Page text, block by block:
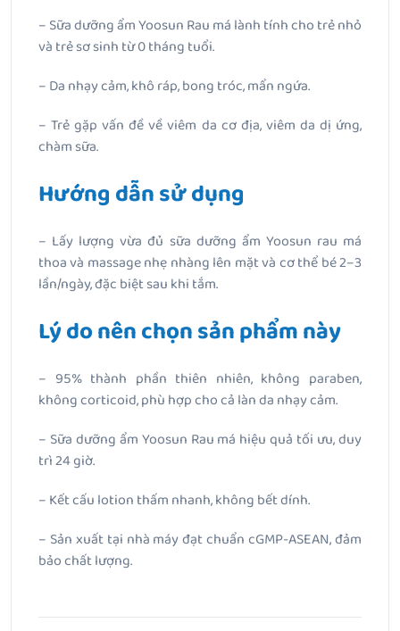
– Sữa dưỡng ẩm Yoosun Rau má lành tính cho trẻ nhỏ
và trẻ sơ sinh từ 0 tháng tuổi.
– Da nhạy cảm, khô ráp, bong tróc, mẩn ngứa.
– Trẻ gặp vấn đề về viêm da cơ địa, viêm da dị ứng,
chàm sữa.
Hướng dẫn sử dụng
– Lấy lượng vừa đủ sữa dưỡng ẩm Yoosun rau má
thoa và massage nhẹ nhàng lên mặt và cơ thể bé 2–3
lần/ngày, đặc biệt sau khi tắm.
Lý do nên chọn sản phẩm này
– 95% thành phần thiên nhiên, không paraben,
không corticoid, phù hợp cho cả làn da nhạy cảm.
– Sữa dưỡng ẩm Yoosun Rau má hiệu quả tối ưu, duy
trì 24 giờ.
– Kết cấu lotion thấm nhanh, không bết dính.
– Sản xuất tại nhà máy đạt chuẩn cGMP-ASEAN, đảm
bảo chất lượng.